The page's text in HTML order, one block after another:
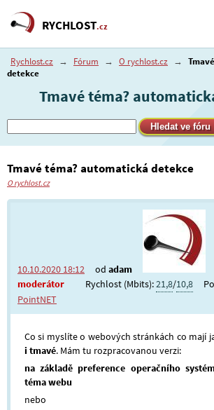
RYCHLOST.cz
Rychlost.cz → Fórum → O rychlost.cz →
detekce
Tmavé téma?
Tmavé téma? automatická detekce
O rychlost.cz
10.10.2020 18:12 od adam
moderátor
Rychlost (Mbits):21,8/10,8
PointNET
Co si myslíte o webových stránkách co mají
i tmavé. Mám tu rozpracovanou verzi:
na základě preference operačního
téma webu
nebo